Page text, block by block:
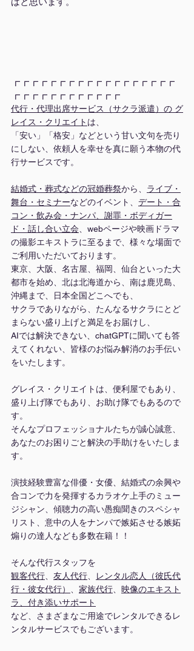
┏┏┏┏┏┏┏┏┏┏┏┏┏┏┏┏┏┏
┏┏┏┏┏┏┏┏┏┏┏┏
代行・代理出席サービス（サクラ派遣）の グ
レイス・クリエイト は、
「安い」「格安」などという甘い文句を売り
にしない、依頼人を幸せを真に願う本物の代
行サービスです。
結婚式・葬式などの冠婚葬祭から、 ライブ・
舞台 ・ セミナーなどのイベント、 デート・合
コン・飲み会・ナンパ、謝罪・ボディガー
ド・話し合い立会、webページや映画ドラマ
の撮影エキストラに至るまで、様々な場面で
ご利用いただいております。
東京、大阪、名古屋、福岡、仙台といった大
都市を始め、北は北海道から、南は鹿児島、
沖縄まで、日本全国どこへでも、
サクラでありながら、たんなるサクラにとど
まらない盛り上げと満足をお届けし、
AIでは解決できない、chatGPTに聞いても答
えてくれない、皆様のお悩み解消のお手伝い
をいたします。
グレイス・クリエイトは、便利屋でもあり、
盛り上げ隊でもあり、お助け隊でもあるので
す。
そんなプロフェッショナルたちが誠心誠意、
あなたのお困りごと解決の手助けをいたしま
す。
演技経験豊富な俳優・女優、結婚式の余興や
合コンで力を発揮するカラオケ上手のミュー
ジシャン、傾聴力の高い愚痴聞きのスペシャ
リスト、意中の人をナンパで嫉妬させる嫉妬
煽りの達人なども多数在籍！！
そんな代行スタッフを
観客代行、 友人代行、
レンタル恋人（彼氏代
行・彼女代行） 、 家族代行、 映像のエキスト
ラ、付き添いサポート
など、さまざまなご用途でレンタルできるレ
ンタルサービスでもございます。